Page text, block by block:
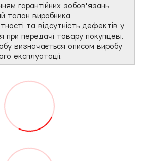
гарантійних зобов'язань
талон виробника.
та відсутність дефектів у
при передачі товару покупцеві.
визначається описом виробу
експлуатації.